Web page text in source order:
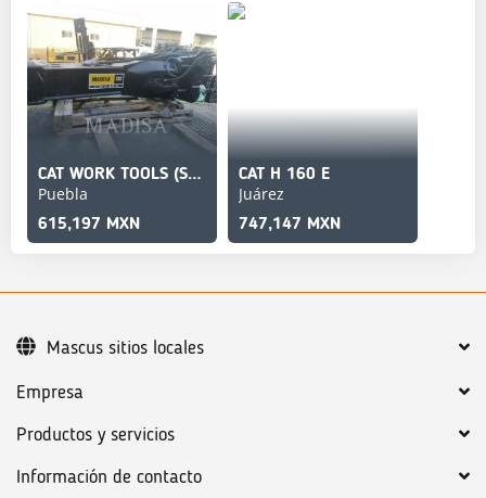
CAT WORK TOOLS (SERIALIZED) H160
Puebla
615,197 MXN
CAT H 160 E
Juárez
747,147 MXN
Empresa
Productos y servicios
Información de contacto
Mascus sitios locales